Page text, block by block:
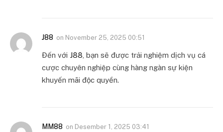
J88 on November 25, 2025 00:51
Đến với J88, bạn sẽ được trải nghiệm dịch vụ cá
cược chuyên nghiệp cùng hàng ngàn sự kiện
khuyến mãi độc quyền.
MM88 on Desember 1, 2025 03:41